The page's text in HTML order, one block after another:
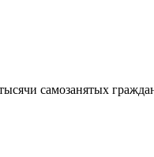
самозанятых